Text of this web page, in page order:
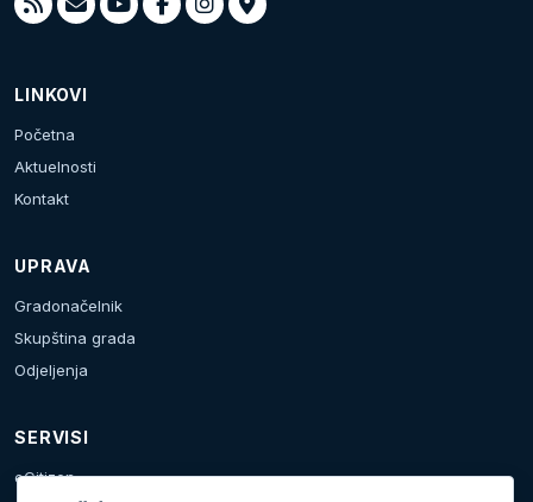
LINKOVI
Početna
Aktuelnosti
Kontakt
UPRAVA
Gradonačelnik
Skupština grada
Odjeljenja
SERVISI
eCitizen